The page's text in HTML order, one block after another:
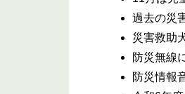
過去の災
災害救助
防災無線
防災情報